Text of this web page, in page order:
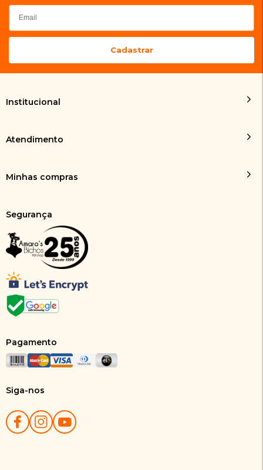
Institucional
Atendimento
Minhas compras
Segurança
Pagamento
Siga-nos